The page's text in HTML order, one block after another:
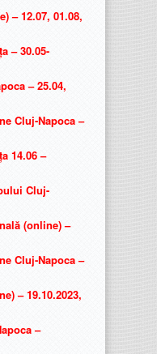
– 12.07, 01.08,
– 30.05-
– 25.04,
Cluj-Napoca –
14.06 –
Cluj-
(online) –
Cluj-Napoca –
– 19.10.2023,
–